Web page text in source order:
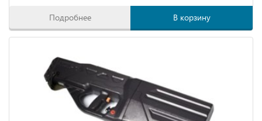
Подробнее В корзину